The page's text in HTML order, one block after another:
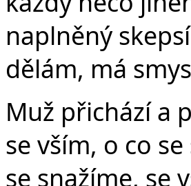
naplněný
dělám, má
Muž přichází a
se vším, o co
se snažíme, se